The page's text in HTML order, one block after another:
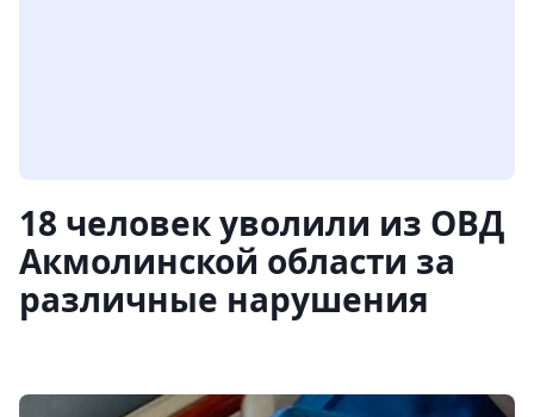
18 человек уволили из ОВД
Акмолинской области за
различные нарушения